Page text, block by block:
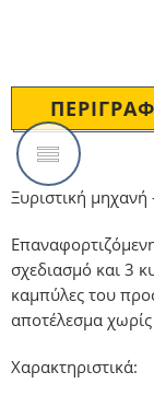
Ξυριστική
σχεδιασμό και 3
καμπύλες του
αποτέλεσμα
Χαρακτηριστικά: